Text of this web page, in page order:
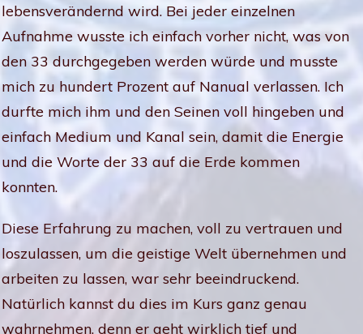
lebensverändernd wird. Bei jeder einzelnen
Aufnahme wusste ich einfach vorher nicht, was von
den 33 durchgegeben werden würde und musste
mich zu hundert Prozent auf Nanual verlassen. Ich
durfte mich ihm und den Seinen voll hingeben und
einfach Medium und Kanal sein, damit die Energie
und die Worte der 33 auf die Erde kommen
konnten.
Diese Erfahrung zu machen, voll zu vertrauen und
loszulassen, um die geistige Welt übernehmen und
arbeiten zu lassen, war sehr beeindruckend.
Natürlich kannst du dies im Kurs ganz genau
wahrnehmen, denn er geht wirklich tief und